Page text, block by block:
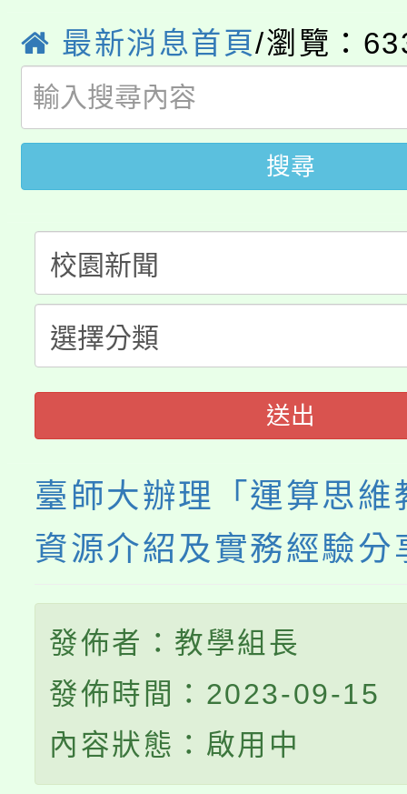
徵才活動。
YOUNG桃局內行報名
局官網。
8月14至27日，桃園電
開!
115年桃園市運動會8/
田徑場及游泳池舉行。
桃園市低收入戶享有免
半價優惠，詳情可洽有
者。
大園自造教育及科技中
份教師增能研習
大溪自造教育及科技中
份教師研習
淨零綠生活教案入校路
會
最新消息首頁/瀏覽：
搜尋
送出
臺師大辦理「運算思維
資源介紹及實務經驗分
發佈者：教學組長
發佈時間：2023-09-15
內容狀態：啟用中